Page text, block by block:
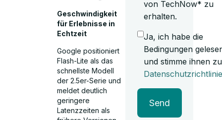
Geschwindigkeit
für Erlebnisse in
Echtzeit
Google positioniert
Flash-Lite als das
schnellste Modell
der 2.5er-Serie und
meldet deutlich
geringere
Latenzzeiten als
von TechNow* zu
erhalten.
Ja, ich habe die
Bedingungen
und stimme ihnen
Datenschutzrichtlinie
Send